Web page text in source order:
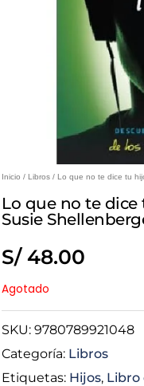
Inicio / Libros / Lo que no te dice tu
Lo que no te dice
Susie
S/48.00
Agotado
SKU: 9780789921048
Categoría: Libros
Etiquetas: Hijos, Libro